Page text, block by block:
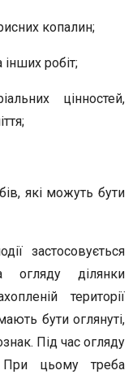
копалин;
робіт;
цінностей,
які можуть бути
застосовується
огляду ділянки
території
бути оглянуті,
Під час огляду
При цьому треба